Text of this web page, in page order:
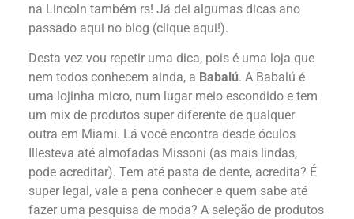
na Lincoln também rs! Já dei algumas dicas ano
passado aqui no blog (clique aqui!).
Desta vez vou repetir uma dica, pois é uma loja que
nem todos conhecem ainda, a Babalú. A Babalú é
uma lojinha micro, num lugar meio escondido e tem
um mix de produtos super diferente de qualquer
outra em Miami. Lá você encontra desde óculos
Illesteva até almofadas Missoni (as mais lindas,
pode acreditar). Tem até pasta de dente, acredita? É
super legal, vale a pena conhecer e quem sabe até
fazer uma pesquisa de moda? A seleção de produtos